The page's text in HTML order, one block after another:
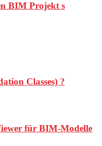
BIM Projekt s
Classes) ?
für BIM-Modelle